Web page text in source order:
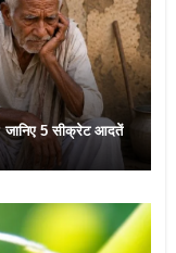
जानिए 5 सीक्रेट आदतें